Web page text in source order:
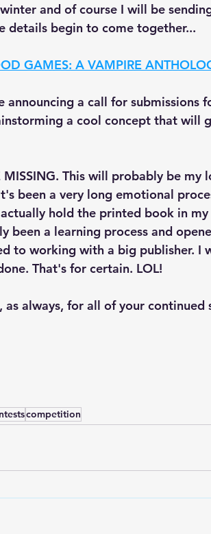
and of course I will be
details begin to come together...
GAMES: A VAMPIRE
announcing a call for submissions
a cool concept that will
. This will probably be my
been a very long emotional
hold the printed book in
been a learning process and
to working with a big publisher. I
That's for certain. LOL!
as always, for all of your continued
competition